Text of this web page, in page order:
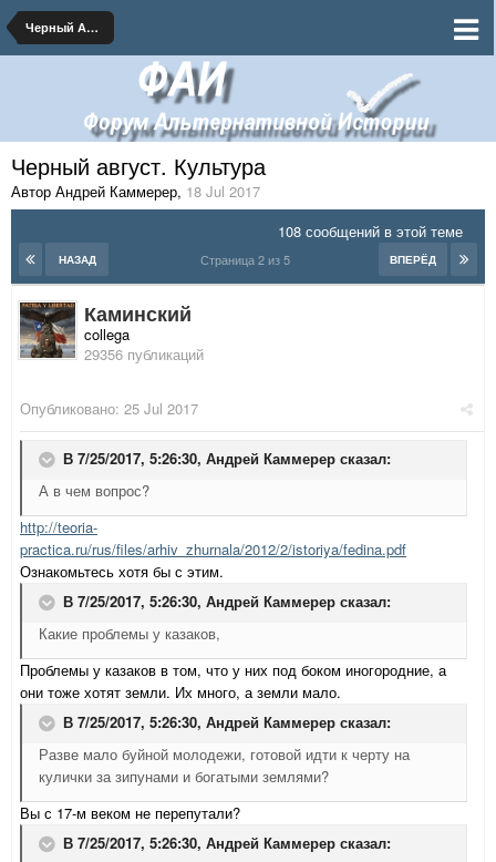
Черный Август 1917
Черный август. Культура
Автор Андрей Каммерер, 18 Jul 2017
108 сообщений в этой теме
НАЗАД ВПЕРЁД
Страница 2 из 5
Каминский
collega
29356 публикаций
Опубликовано: 25 Jul 2017
В 7/25/2017, 5:26:30, Андрей Каммерер сказал:
А в чем вопрос?
http://teoria-
practica.ru/rus/files/arhiv_zhurnala/2012/2/istoriya/fedina.pdf
Ознакомьтесь хотя бы с этим.
В 7/25/2017, 5:26:30, Андрей Каммерер сказал:
Какие проблемы у казаков,
Проблемы у казаков в том, что у них под боком иногородние, а
они тоже хотят земли. Их много, а земли мало.
В 7/25/2017, 5:26:30, Андрей Каммерер сказал:
Разве мало буйной молодежи, готовой идти к черту на
кулички за зипунами и богатыми землями?
Вы с 17-м веком не перепутали?
В 7/25/2017, 5:26:30, Андрей Каммерер сказал: